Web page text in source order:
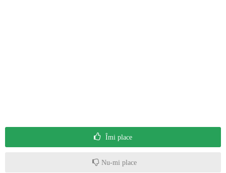
Îmi place
Nu-mi place